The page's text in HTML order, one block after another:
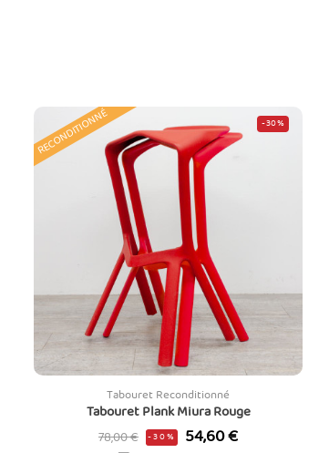
RECONDITIONNÉ -30%
Tabouret Reconditionné
Tabouret Plank Miura Rouge
Prix
78,00 € -30% Prix
54,60 €